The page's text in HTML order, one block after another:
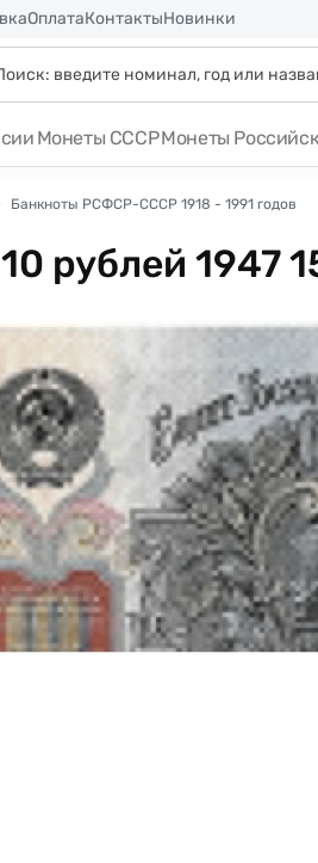
ОплатаКонтактыНовинки
Монеты СССРМонеты
Банкноты РСФСР-СССР 1918 - 1991 годов
рублей 1947